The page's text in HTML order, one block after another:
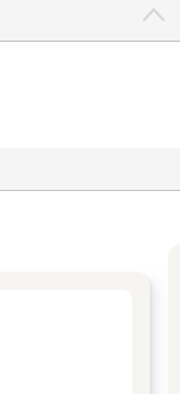
，沿路就開始失去
--這山，似乎並不歡